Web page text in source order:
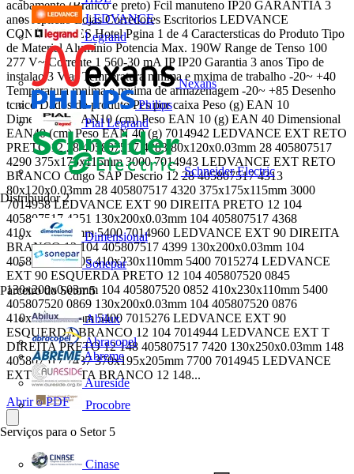
LEDVANCE
Legrand
Nexans
Philips
Pial Legrand
Schneider Electric
Distribuidor 2
Dimensional
Sonepar
Parceiro do Setor 5
Abilux
Abracopel
Abreme
Aureside
Procobre
Serviços para o Setor 5
Cinase
acabamento (Branco e preto) Fcil manuteno IP20 GARANTIA 3
anos Aplicao Lojas Corredores Escritorios LEDVANCE
CONECTORES Hotel Pgina 1 de 4 Caractersticas do Produto Tipo
de Material Aluminio Potencia Max. 190W Range de Tenso 100
277 V~ Corrente 1 560-30 mA IP IP20 Garantia 3 anos Tipo de
instalao 3 Vias Temperatura mnima e mxima de trabalho -20~ +40
Temperatura mnima e mxima de armazenagem -20~ +85 Desenho
tcnico Dados do produto Pcs por caixa Peso (g) EAN 10
Dimensional EAN10 (cm) Peso EAN 10 (g) EAN 40 Dimensional
EAN40 (cm) Peso EAN 40 (g) 7014942 LEDVANCE EXT RETO
PRETO 12 28 405807517 4283 80x120x0.03mm 28 405807517
4290 375x175x115mm 3000 7014943 LEDVANCE EXT RETO
BRANCO Cdigo SAP Descrio 12 28 405807517 4313
80x120x0.03mm 28 405807517 4320 375x175x115mm 3000
7014958 LEDVANCE EXT 90 DIREITA PRETO 12 104
405807517 4351 130x200x0.03mm 104 405807517 4368
410x230x110mm 5400 7014960 LEDVANCE EXT 90 DIREITA
BRANCO 12 104 405807517 4399 130x200x0.03mm 104
405807517 4405 410x230x110mm 5400 7015274 LEDVANCE
EXT 90 ESQUERDA PRETO 12 104 405807520 0845
130x200x0.03mm 104 405807520 0852 410x230x110mm 5400
405807520 0869 130x200x0.03mm 104 405807520 0876
410x230x110mm 5400 7015276 LEDVANCE EXT 90
ESQUERDA BRANCO 12 104 7014944 LEDVANCE EXT T
DIREITA PRETO 12 148 405807517 7420 130x250x0.03mm 148
405807517 7437 370x195x205mm 7700 7014945 LEDVANCE
EXT T DIREITA BRANCO 12 148...
Abrir o PDF